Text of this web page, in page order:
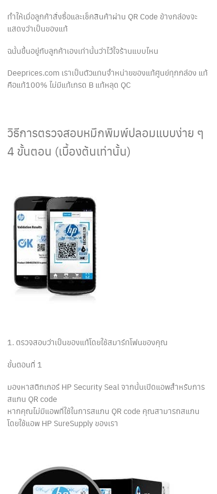
ทำให้เมื่อลูกค้าสั่งซื้อและเช็คสินค้าผ่าน QR Code ข้างกล่องจะ
แสดงว่าเป็นของแท้
ฉนั้นขึ้นอยู่กับลูกค้าเองเท่านั้นว่าไว้ใจร้านแบบไหน
Deeprices.com เราเป็นตัวแทนจำหน่ายของแท้ศูนย์ทุกกล่อง แท้
คือแท้100% ไม่มีแท้เกรด B แท้หลุด QC
วิธีการตรวจสอบหมึกพิมพ์ปลอมแบบง่าย ๆ
4 ขั้นตอน (เบื้องต้นเท่านั้น)
1. ตรวจสอบว่าเป็นของแท้โดยใช้สมาร์ทโฟนของคุณ
ขั้นตอนที่ 1
มองหาสติกเกอร์ HP Security Seal จากนั้นเปิดแอพสำหรับการ
สแกน QR code
หากคุณไม่มีแอพที่ใช้ในการสแกน QR code คุณสามารถสแกน
โดยใช้แอพ HP SureSupply ของเรา